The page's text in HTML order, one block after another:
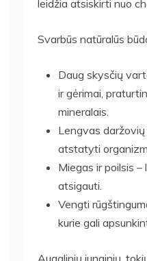
leidžia atsiskirti nuo
Svarbūs natūralūs
Daug skysčių
ir gėrimai,
mineralais.
Lengvas
atstatyti
Miegas ir poilsis
atsigauti.
Vengti
kurie gali